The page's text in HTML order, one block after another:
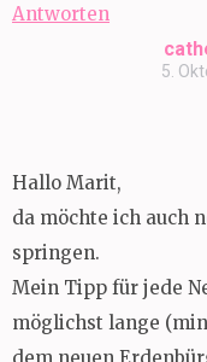
Antworten
5.
Hallo Marit,
da möchte ich auch
springen.
Mein Tipp für jede
möglichst lange
dem neuen